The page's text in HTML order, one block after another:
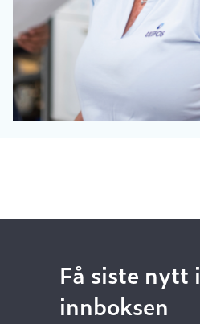
Få siste nytt i
innboksen